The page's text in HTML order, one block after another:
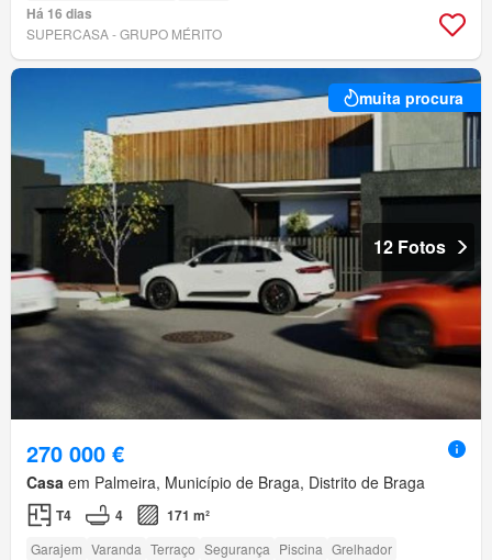
Há 16 dias
SUPERCASA - GRUPO MÉRITO
muita procura
12 Fotos
270 000 €
Casa em Palmeira, Município de Braga, Distrito de Braga
T4 4 171 m²
Garajem Varanda Terraço Segurança Piscina Grelhador